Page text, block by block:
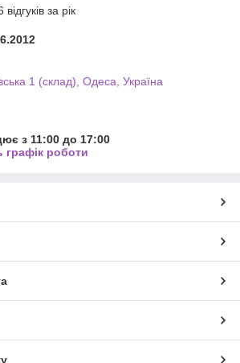
за рік
1 (склад), Одеса, Україна
з 11:00 до 17:00
графік роботи